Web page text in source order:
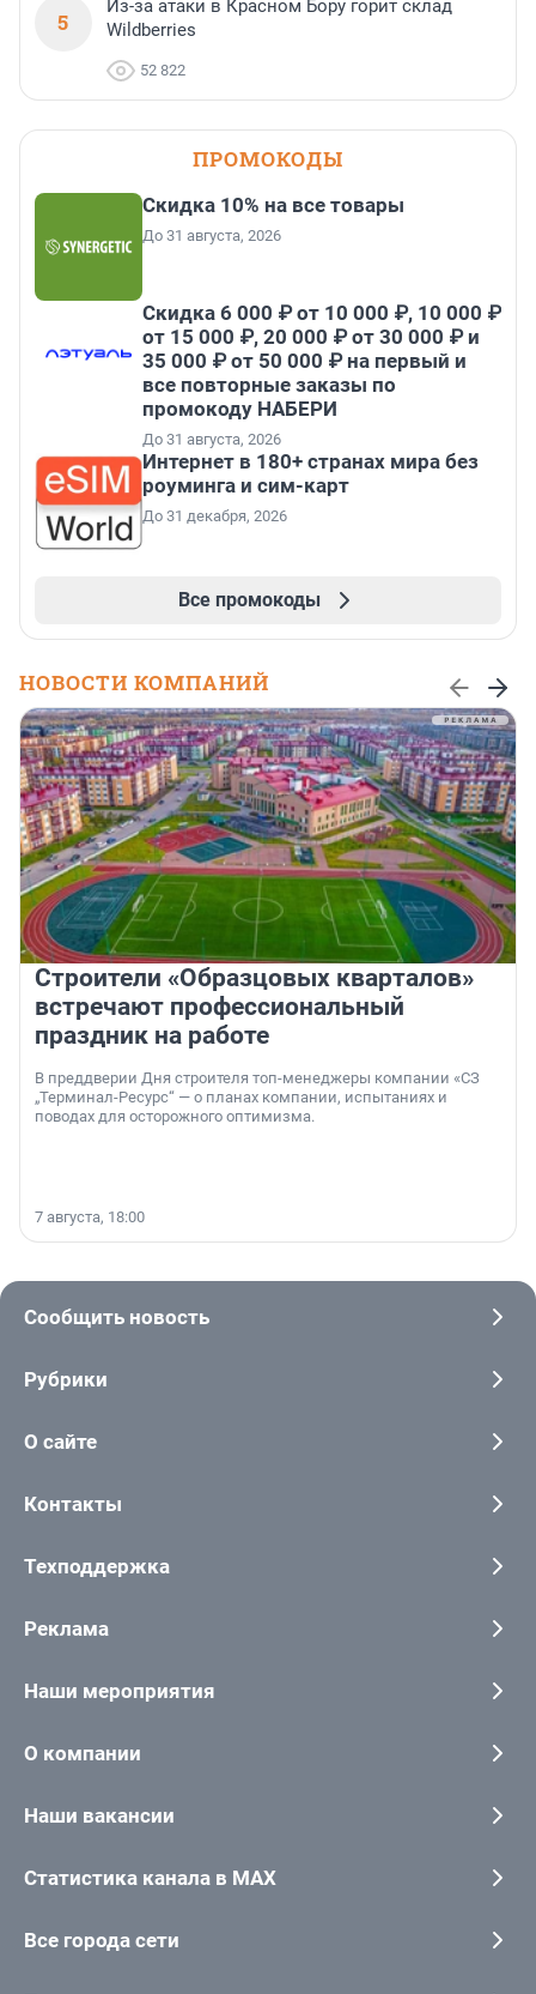
5
Из-за атаки в Красном Бору горит склад
Wildberries
52 822
ПРОМОКОДЫ
Скидка 10% на все товары
До 31 августа, 2026
Скидка 6 000 ₽ от 10 000 ₽, 10 000 ₽
от 15 000 ₽, 20 000 ₽ от 30 000 ₽ и
35 000 ₽ от 50 000 ₽ на первый и
все повторные заказы по
промокоду НАБЕРИ
До 31 августа, 2026
Интернет в 180+ странах мира без
роуминга и сим-карт
До 31 декабря, 2026
Все промокоды
НОВОСТИ КОМПАНИЙ
Строители «Образцовых кварталов»
встречают профессиональный
праздник на работе
В преддверии Дня строителя топ-менеджеры компании «СЗ
„Терминал-Ресурс“ — о планах компании, испытаниях и
поводах для осторожного оптимизма.
7 августа, 18:00
Сообщить новость
Рубрики
О сайте
Контакты
Техподдержка
Реклама
Наши мероприятия
О компании
Наши вакансии
Статистика канала в MAX
Все города сети